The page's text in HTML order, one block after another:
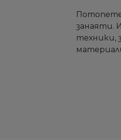
Потопете
занаяти.
техники,